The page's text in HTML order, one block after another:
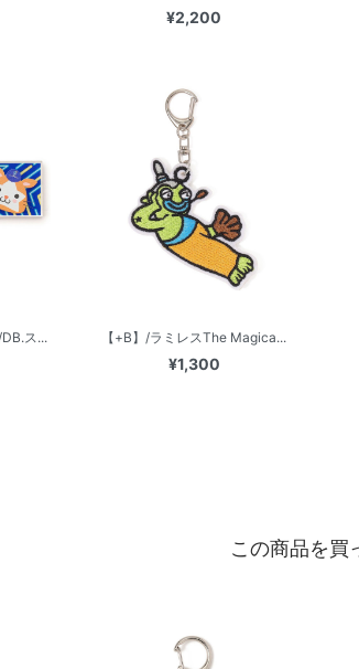
¥2,200
ス... 【+B】/ラミレスThe Magica...
¥1,300
この商品を買